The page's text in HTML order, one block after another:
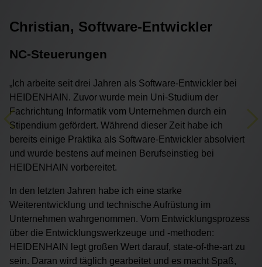
Christian, Software-Entwickler
NC-Steuerungen
„Ich arbeite seit drei Jahren als Software-Entwickler bei
HEIDENHAIN. Zuvor wurde mein Uni-Studium der
Fachrichtung Informatik vom Unternehmen durch ein
Stipendium gefördert. Während dieser Zeit habe ich
bereits einige Praktika als Software-Entwickler absolviert
und wurde bestens auf meinen Berufseinstieg bei
HEIDENHAIN vorbereitet.
In den letzten Jahren habe ich eine starke
Weiterentwicklung und technische Aufrüstung im
Unternehmen wahrgenommen. Vom Entwicklungsprozess
über die Entwicklungswerkzeuge und -methoden:
HEIDENHAIN legt großen Wert darauf, state-of-the-art zu
sein. Daran wird täglich gearbeitet und es macht Spaß,
Previous